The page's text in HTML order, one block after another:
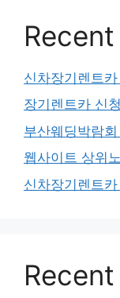
신차장기렌트
장기렌트카 신
부산웨딩박람
웹사이트 상위
신차장기렌트